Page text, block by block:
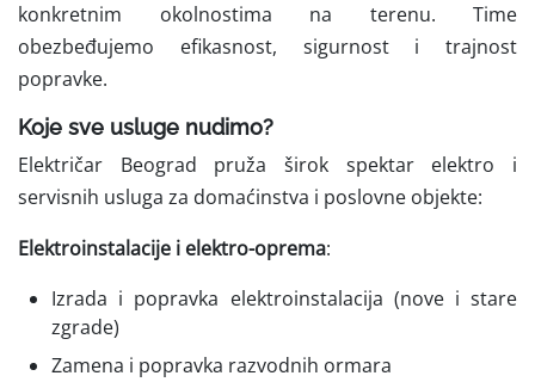
konkretnim okolnostima na terenu. Time
obezbeđujemo efikasnost, sigurnost i trajnost
popravke.
Koje sve usluge nudimo?
Električar Beograd pruža širok spektar elektro i
servisnih usluga za domaćinstva i poslovne objekte:
Elektroinstalacije i elektro-oprema:
Izrada i popravka elektroinstalacija (nove i stare
zgrade)
Zamena i popravka razvodnih ormara